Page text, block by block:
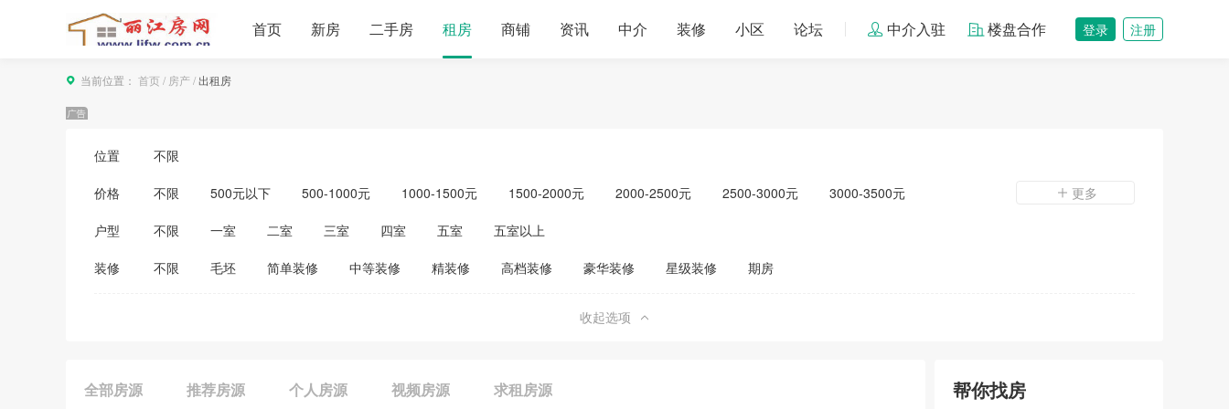
首页 新房 二手房 租房 商铺 资讯 中介 装修 小区 论坛 中介入驻 楼盘合作 登录 注册
当前位置： 首页 / 房产/出租房
位置 不限
价格 不限 500元以下 500-1000元 1000-1500元 1500-2000元 2000-2500元 2500-3000元
3000-3500元
3500-4000元
4000-5000元 5000元以上 单身公寓
更多
户型 不限 一室 二室 三室 四室 五室 五室以上
装修 不限 毛坯 简单装修 中等装修 精装修 高档装修 豪华装修 星级装修 期房
收起选项
全部房源 推荐房源 个人房源 视频房源 求租房源 帮你找房